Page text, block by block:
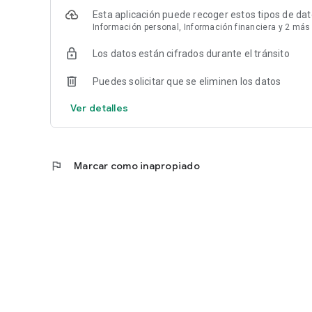
Esta aplicación puede recoger estos tipos de
Información personal, Información financiera y 2 más
Los datos están cifrados durante el tránsito
Puedes solicitar que se eliminen los datos
Ver detalles
flag Marcar como inapropiado